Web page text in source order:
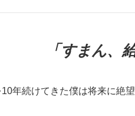
「すまん、
年続けてきた僕は将来に絶望